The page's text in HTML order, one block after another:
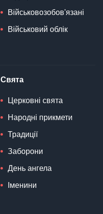
Військовозобов'язані
Військовий облік
Свята
Церковні свята
Народні прикмети
Традиції
Заборони
День ангела
Іменини